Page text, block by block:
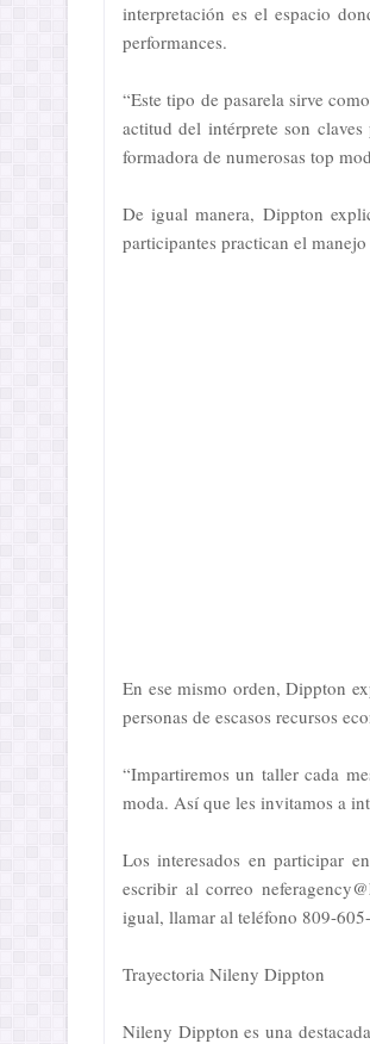
interpretación es el espacio
performances.
“Este tipo de pasarela sirve
actitud del intérprete son
formadora de numerosas top
De igual manera, Dippton
participantes practican el
En ese mismo orden, Dippton
personas de escasos recursos
“Impartiremos un taller cada
moda. Así que les invitamos a
Los interesados en participar
escribir al correo
igual, llamar al teléfono 809-
Trayectoria Nileny Dippton
Nileny Dippton es una